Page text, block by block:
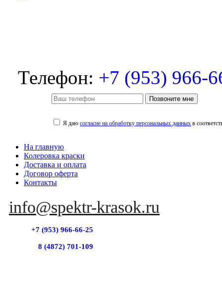
Телефон: +7 (953) 966-
Позвоните мне
Я даюсогласие на обработку персональных данных в
На главную
Колеровка краски
Доставка и оплата
Договор оферта
Контакты
info@spektr-krasok.ru
+7 (953) 966-66-25
8 (4872) 701-109